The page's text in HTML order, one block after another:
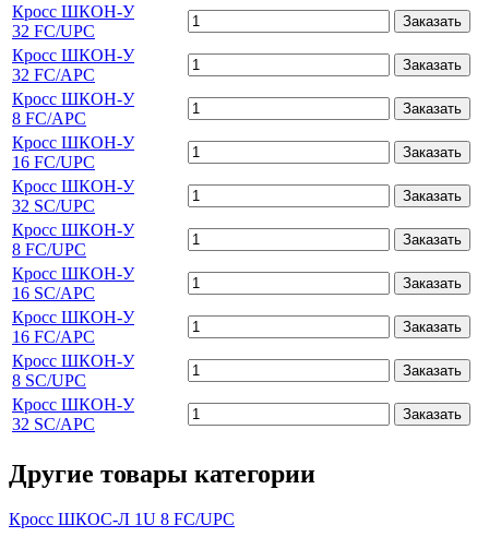
Кросс ШКОН-У
32 FC/UPC
Заказать
Кросс ШКОН-У
32 FC/APC
Заказать
Кросс ШКОН-У
8 FC/APC
Заказать
Кросс ШКОН-У
16 FC/UPC
Заказать
Кросс ШКОН-У
32 SC/UPC
Заказать
Кросс ШКОН-У
8 FC/UPC
Заказать
Кросс ШКОН-У
16 SC/APC
Заказать
Кросс ШКОН-У
16 FC/APC
Заказать
Кросс ШКОН-У
8 SC/UPC
Заказать
Кросс ШКОН-У
32 SC/APC
Заказать
Другие товары категории
Кросс ШКОС-Л 1U 8 FC/UPC